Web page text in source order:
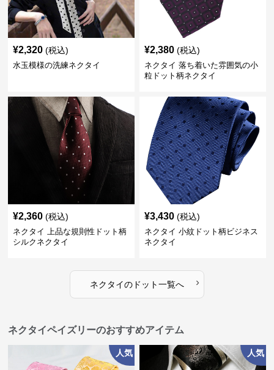
¥2,320 (税込)
水玉模様の洗練ネクタイ
¥2,380 (税込)
ネクタイ 落ち着いた雰囲気の小
粒ドット柄ネクタイ
¥2,360 (税込)
ネクタイ 上品な規則性ドット柄
シルクネクタイ
¥3,430 (税込)
ネクタイ 小紋ドット柄ビジネス
ネクタイ
ネクタイのドット一覧へ ›
ネクタイペイズリーのおすすめアイテム
人気 人気